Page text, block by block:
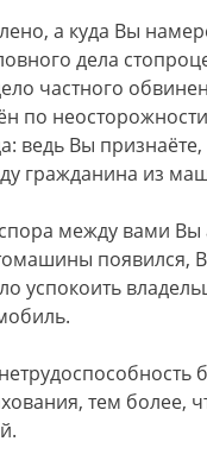
а куда Вы
дела
частного
по
ведь Вы
гражданина из
между вами
появился,
успокоить
тем более,